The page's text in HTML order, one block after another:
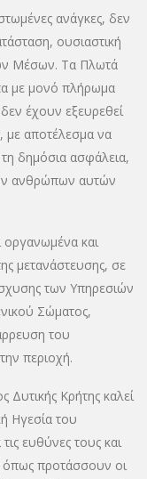
ανάγκες, δεν
ουσιαστική
Μέσων. Τα Πλωτά
με μονό πλήρωμα
έχουν εξευρεθεί
με αποτέλεσμα να
δημόσια ασφάλεια,
ανθρώπων αυτών
οργανωμένα και
μετανάστευσης, σε
των Υπηρεσιών
Σώματος,
του
περιοχή.
Κρήτης καλεί
Ηγεσία του
ευθύνες τους και
όπως προτάσσουν οι